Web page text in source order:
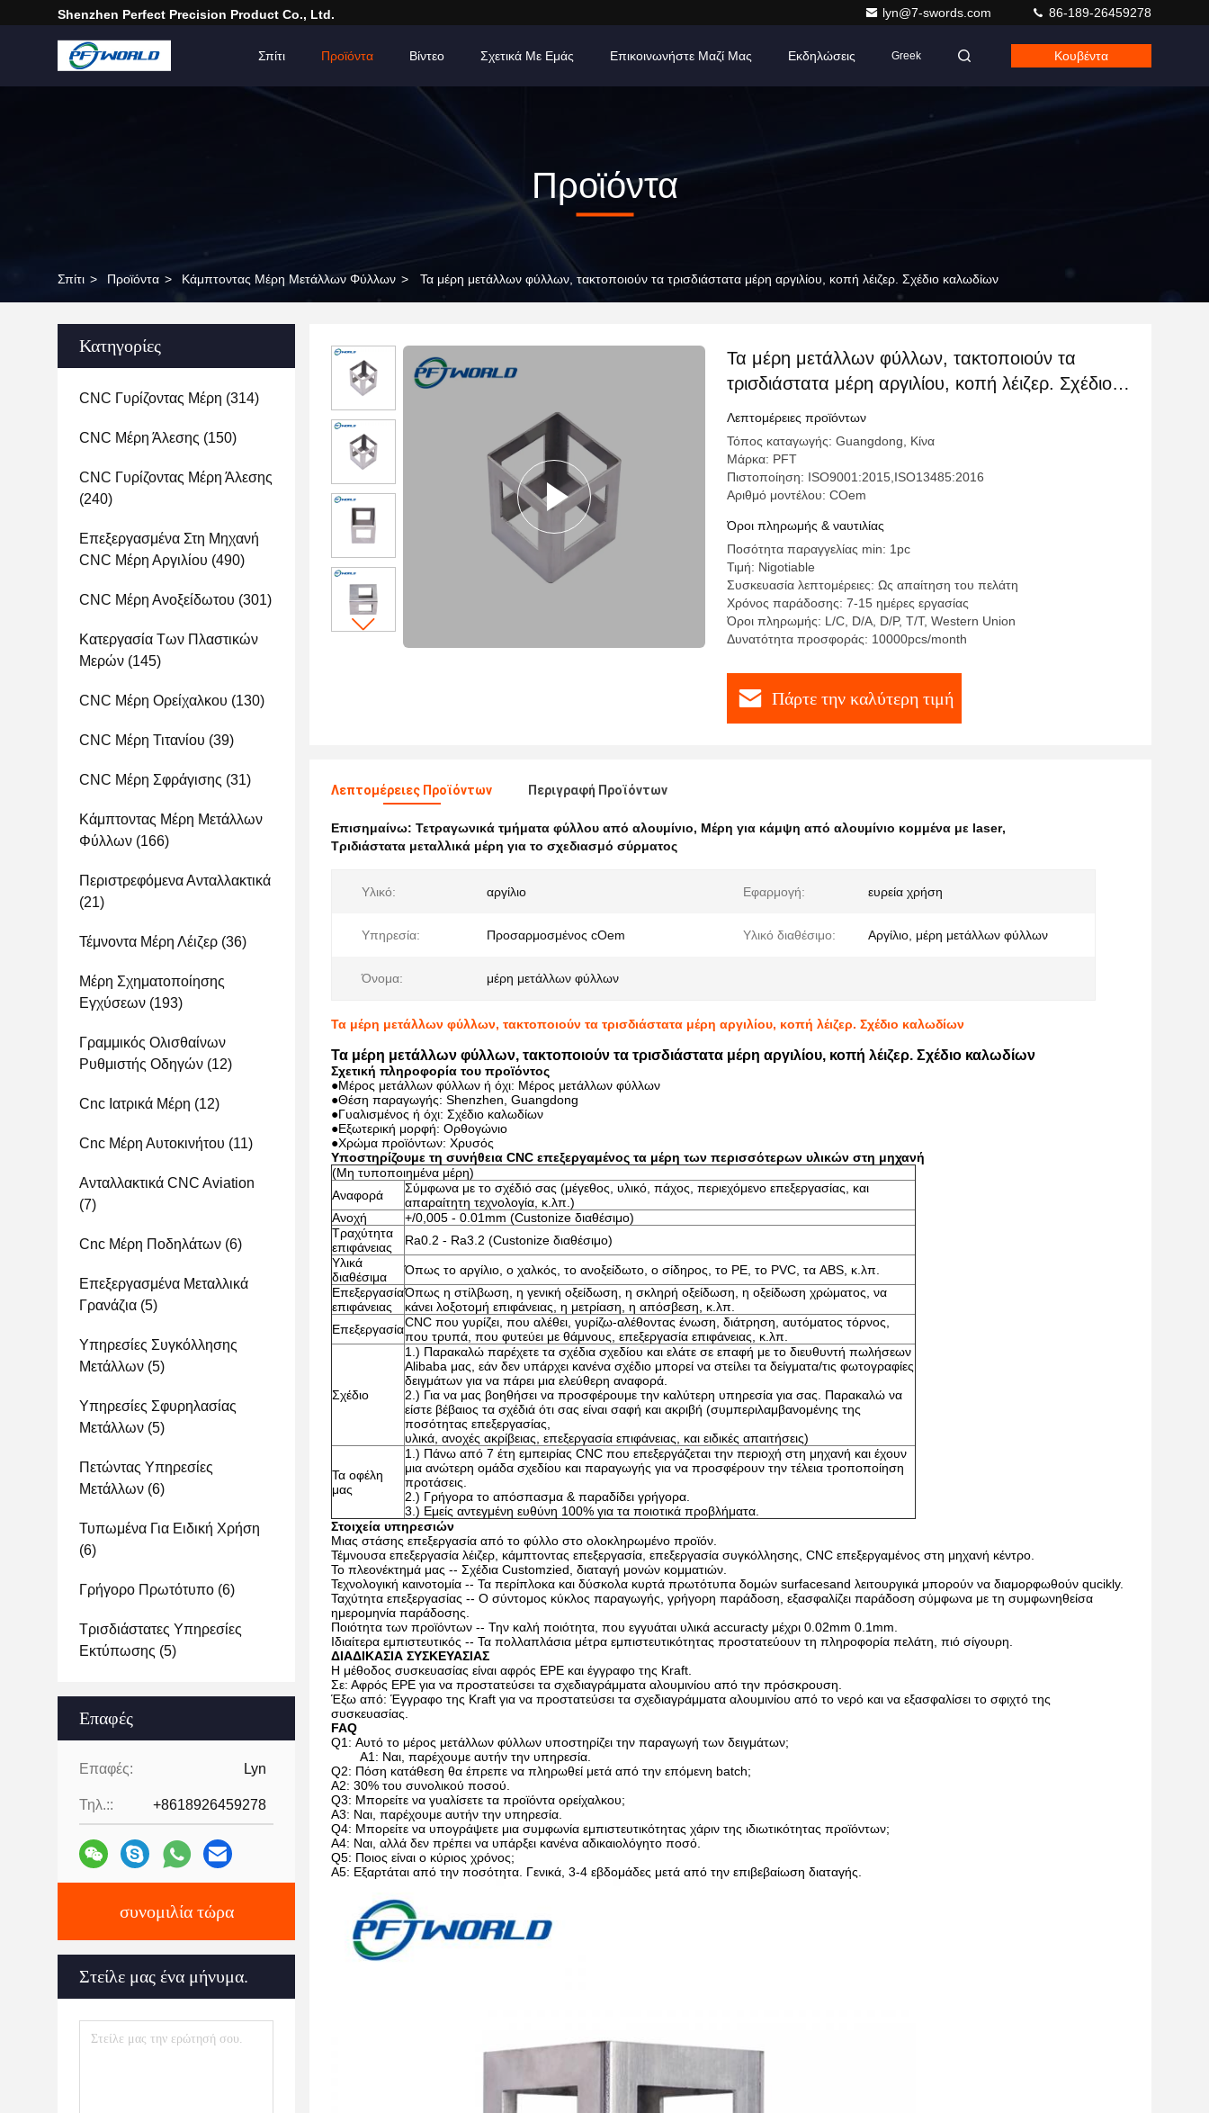
Shenzhen Perfect Precision Product Co., Ltd. lyn@7-swords.com 86-189-26459278
Σπίτι Προϊόντα Βίντεο Σχετικά Με Εμάς Επικοινωνήστε Μαζί Μας Εκδηλώσεις Greek Κουβέντα
Προϊόντα
Σπίτι > Προϊόντα > Κάμπτοντας Μέρη Μετάλλων Φύλλων > Τα μέρη μετάλλων φύλλων, τακτοποιούν τα τρισδιάστατα μέρη αργιλίου, κοπή λέιζερ. Σχέδιο καλωδίων
Κατηγορίες
CNC Γυρίζοντας Μέρη (314)
CNC Μέρη Άλεσης (150)
CNC Γυρίζοντας Μέρη Άλεσης
(240)
Επεξεργασμένα Στη Μηχανή
CNC Μέρη Αργιλίου (490)
CNC Μέρη Ανοξείδωτου (301)
Κατεργασία Των Πλαστικών
Μερών (145)
CNC Μέρη Ορείχαλκου (130)
CNC Μέρη Τιτανίου (39)
CNC Μέρη Σφράγισης (31)
Κάμπτοντας Μέρη Μετάλλων
Φύλλων (166)
Περιστρεφόμενα Ανταλλακτικά
(21)
Τέμνοντα Μέρη Λέιζερ (36)
Μέρη Σχηματοποίησης
Εγχύσεων (193)
Γραμμικός Ολισθαίνων
Ρυθμιστής Οδηγών (12)
Cnc Ιατρικά Μέρη (12)
Cnc Μέρη Αυτοκινήτου (11)
Ανταλλακτικά CNC Aviation
(7)
Cnc Μέρη Ποδηλάτων (6)
Επεξεργασμένα Μεταλλικά
Γρανάζια (5)
Υπηρεσίες Συγκόλλησης
Μετάλλων (5)
Υπηρεσίες Σφυρηλασίας
Μετάλλων (5)
Πετώντας Υπηρεσίες
Μετάλλων (6)
Τυπωμένα Για Ειδική Χρήση
(6)
Γρήγορο Πρωτότυπο (6)
Τρισδιάστατες Υπηρεσίες
Εκτύπωσης (5)
Επαφές
Επαφές: Lyn
Τηλ.:: +8618926459278
συνομιλία τώρα
Στείλε μας ένα μήνυμα.
Τα μέρη μετάλλων φύλλων, τακτοποιούν τα
τρισδιάστατα μέρη αργιλίου, κοπή λέιζερ. Σχέδιο
καλωδίων
Λεπτομέρειες προϊόντων
Τόπος καταγωγής: Guangdong, Κίνα
Μάρκα: PFT
Πιστοποίηση: ISO9001:2015,ISO13485:2016
Αριθμό μοντέλου: COem
Όροι πληρωμής & ναυτιλίας
Ποσότητα παραγγελίας min: 1pc
Τιμή: Nigotiable
Συσκευασία λεπτομέρειες: Ως απαίτηση του πελάτη
Χρόνος παράδοσης: 7-15 ημέρες εργασίας
Όροι πληρωμής: L/C, D/A, D/P, T/T, Western Union
Δυνατότητα προσφοράς: 10000pcs/month
Πάρτε την καλύτερη τιμή
Λεπτομέρειες Προϊόντων Περιγραφή Προϊόντων
Επισημαίνω: Τετραγωνικά τμήματα φύλλου από αλουμίνιο, Μέρη για κάμψη από αλουμίνιο κομμένα με laser,
Τριδιάστατα μεταλλικά μέρη για το σχεδιασμό σύρματος
Υλικό: αργίλιο Εφαρμογή: ευρεία χρήση
Υπηρεσία: Προσαρμοσμένος cOem Υλικό διαθέσιμο: Αργίλιο, μέρη μετάλλων φύλλων
Όνομα: μέρη μετάλλων φύλλων
Τα μέρη μετάλλων φύλλων, τακτοποιούν τα τρισδιάστατα μέρη αργιλίου, κοπή λέιζερ. Σχέδιο καλωδίων
Τα μέρη μετάλλων φύλλων, τακτοποιούν τα τρισδιάστατα μέρη αργιλίου, κοπή λέιζερ. Σχέδιο καλωδίων
Σχετική πληροφορία του προϊόντος
●Μέρος μετάλλων φύλλων ή όχι: Μέρος μετάλλων φύλλων
●Θέση παραγωγής: Shenzhen, Guangdong
●Γυαλισμένος ή όχι: Σχέδιο καλωδίων
●Εξωτερική μορφή: Ορθογώνιο
●Χρώμα προϊόντων: Χρυσός
Υποστηρίζουμε τη συνήθεια CNC επεξεργαμένος τα μέρη των περισσότερων υλικών στη μηχανή
(Μη τυποποιημένα μέρη)
Αναφορά
Σύμφωνα με το σχέδιό σας (μέγεθος, υλικό, πάχος, περιεχόμενο επεξεργασίας, και
απαραίτητη τεχνολογία, κ.λπ.)
Ανοχή
+/0,005 - 0.01mm (Custonize διαθέσιμο)
Τραχύτητα
επιφάνειας
Ra0.2 - Ra3.2 (Custonize διαθέσιμο)
Υλικά
διαθέσιμα
Όπως το αργίλιο, ο χαλκός, το ανοξείδωτο, ο σίδηρος, το PE, το PVC, τα ABS, κ.λπ.
Επεξεργασία
επιφάνειας
Όπως η στίλβωση, η γενική οξείδωση, η σκληρή οξείδωση, η οξείδωση χρώματος, να
κάνει λοξοτομή επιφάνειας, η μετρίαση, η απόσβεση, κ.λπ.
ΕπεξεργασίαCNC που γυρίζει, που αλέθει, γυρίζω-αλέθοντας ένωση, διάτρηση, αυτόματος τόρνος,
που τρυπά, που φυτεύει με θάμνους, επεξεργασία επιφάνειας, κ.λπ.
Σχέδιο
1.) Παρακαλώ παρέχετε τα σχέδια σχεδίου και ελάτε σε επαφή με το διευθυντή πωλήσεων
Alibaba μας, εάν δεν υπάρχει κανένα σχέδιο μπορεί να στείλει τα δείγματα/τις φωτογραφίες
δειγμάτων για να πάρει μια ελεύθερη αναφορά.
2.) Για να μας βοηθήσει να προσφέρουμε την καλύτερη υπηρεσία για σας. Παρακαλώ να
είστε βέβαιος τα σχέδιά ότι σας είναι σαφή και ακριβή (συμπεριλαμβανομένης της
ποσότητας επεξεργασίας,
υλικά, ανοχές ακρίβειας, επεξεργασία επιφάνειας, και ειδικές απαιτήσεις)
Τα οφέλη
μας
1.) Πάνω από 7 έτη εμπειρίας CNC που επεξεργάζεται την περιοχή στη μηχανή και έχουν
μια ανώτερη ομάδα σχεδίου και παραγωγής για να προσφέρουν την τέλεια τροποποίηση
προτάσεις.
2.) Γρήγορα το απόσπασμα & παραδίδει γρήγορα.
3.) Εμείς αντεγμένη ευθύνη 100% για τα ποιοτικά προβλήματα.
Στοιχεία υπηρεσιών
Μιας στάσης επεξεργασία από το φύλλο στο ολοκληρωμένο προϊόν.
Τέμνουσα επεξεργασία λέιζερ, κάμπτοντας επεξεργασία, επεξεργασία συγκόλλησης, CNC επεξεργαμένος στη μηχανή κέντρο.
Το πλεονέκτημά μας -- Σχέδια Customzied, διαταγή μονών κομματιών.
Τεχνολογική καινοτομία -- Τα περίπλοκα και δύσκολα κυρτά πρωτότυπα δομών surfacesand λειτουργικά μπορούν να διαμορφωθούν qucikly.
Ταχύτητα επεξεργασίας -- Ο σύντομος κύκλος παραγωγής, γρήγορη παράδοση, εξασφαλίζει παράδοση σύμφωνα με τη συμφωνηθείσα
ημερομηνία παράδοσης.
Ποιότητα των προϊόντων -- Την καλή ποιότητα, που εγγυάται υλικά accuracty μέχρι 0.02mm 0.1mm.
Ιδιαίτερα εμπιστευτικός -- Τα πολλαπλάσια μέτρα εμπιστευτικότητας προστατεύουν τη πληροφορία πελάτη, πιό σίγουρη.
ΔΙΑΔΙΚΑΣΙΑ ΣΥΣΚΕΥΑΣΙΑΣ
Η μέθοδος συσκευασίας είναι αφρός EPE και έγγραφο της Kraft.
Σε: Αφρός EPE για να προστατεύσει τα σχεδιαγράμματα αλουμινίου από την πρόσκρουση.
Έξω από: Έγγραφο της Kraft για να προστατεύσει τα σχεδιαγράμματα αλουμινίου από το νερό και να εξασφαλίσει το σφιχτό της
συσκευασίας.
FAQ
Q1: Αυτό το μέρος μετάλλων φύλλων υποστηρίζει την παραγωγή των δειγμάτων;
Α1: Ναι, παρέχουμε αυτήν την υπηρεσία.
Q2: Πόση κατάθεση θα έπρεπε να πληρωθεί μετά από την επόμενη batch;
A2: 30% του συνολικού ποσού.
Q3: Μπορείτε να γυαλίσετε τα προϊόντα ορείχαλκου;
A3: Ναι, παρέχουμε αυτήν την υπηρεσία.
Q4: Μπορείτε να υπογράψετε μια συμφωνία εμπιστευτικότητας χάριν της ιδιωτικότητας προϊόντων;
A4: Ναι, αλλά δεν πρέπει να υπάρξει κανένα αδικαιολόγητο ποσό.
Q5: Ποιος είναι ο κύριος χρόνος;
A5: Εξαρτάται από την ποσότητα. Γενικά, 3-4 εβδομάδες μετά από την επιβεβαίωση διαταγής.